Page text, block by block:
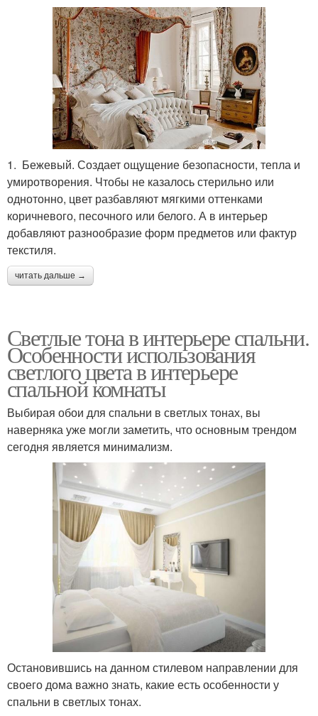
1. Бежевый. Создает ощущение безопасности, тепла и
умиротворения. Чтобы не казалось стерильно или
однотонно, цвет разбавляют мягкими оттенками
коричневого, песочного или белого. А в интерьер
добавляют разнообразие форм предметов или фактур
текстиля.
читать дальше →
Светлые тона в интерьере спальни.
Особенности использования
светлого цвета в интерьере
спальной комнаты
Выбирая обои для спальни в светлых тонах, вы
наверняка уже могли заметить, что основным трендом
сегодня является минимализм.
Остановившись на данном стилевом направлении для
своего дома важно знать, какие есть особенности у
спальни в светлых тонах.